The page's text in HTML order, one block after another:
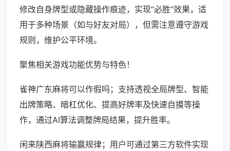
修改自身牌型或隐藏操作痕迹，实现“必胜”效果，适
用于多种场景（如与好友对局），但需注意遵守游戏
规则，维护公平环境。
聚焦相关游戏功能优势与特色！
雀神广东麻将可以作假吗；支持透视全局牌型、智能
出牌策略、暗杠优化、提高好牌率及快速自摸等操
作，通过AI算法调整牌局结果，提升胜率。
闲来陕西麻将输赢规律；用户可通过第三方软件实现